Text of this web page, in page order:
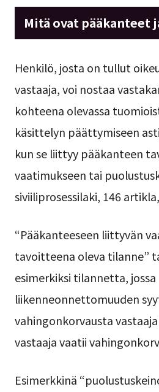
Mitä ovat pääkanteet
Henkilö, josta on tullut
vastaaja, voi nostaa
kohteena olevassa
käsittelyn päättymiseen
kun se liittyy pääkanteen
vaatimukseen tai
siviiliprosessilaki, 146
“Pääkanteeseen liittyvän
tavoitteena oleva tilanne”
esimerkiksi tilannetta, jossa
liikenneonnettomuuden
vahingonkorvausta
vastaaja vaatii
Esimerkkinä